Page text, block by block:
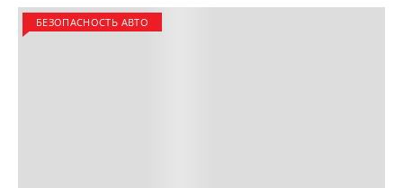
БЕЗОПАСНОСТЬ АВТО